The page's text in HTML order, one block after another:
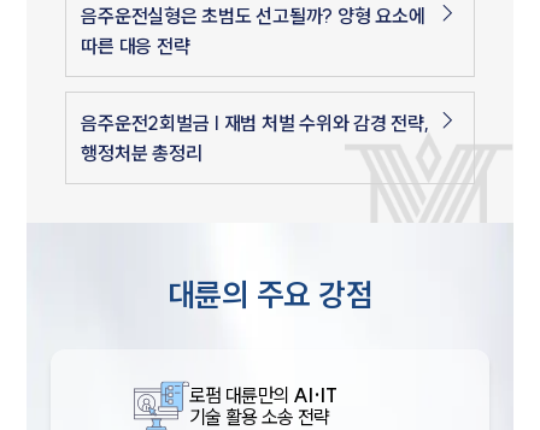
음주운전실형은 초범도 선고될까? 양형 요소에
따른 대응 전략
음주운전2회벌금 | 재범 처벌 수위와 감경 전략,
행정처분 총정리
대륜의 주요 강점
로펌 대륜만의 AI·IT
기술 활용 소송 전략